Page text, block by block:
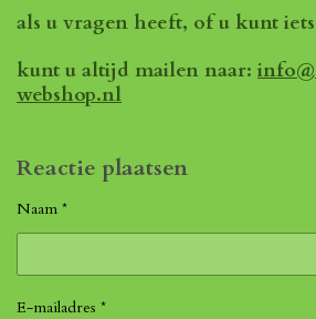
als u vragen heeft, of u kunt
kunt u altijd mailen naar:
webshop.nl
Reactie plaatsen
Naam *
E-mailadres *